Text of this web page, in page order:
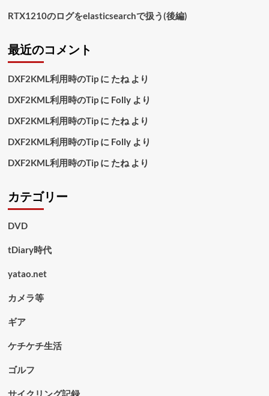
RTX1210のログをelasticsearchで扱う(後編)
最近のコメント
DXF2KML利用時のTipに たねより
DXF2KML利用時のTipに Follyより
DXF2KML利用時のTipに たねより
DXF2KML利用時のTipに Follyより
DXF2KML利用時のTipに たねより
カテゴリー
DVD
tDiary時代
yatao.net
カメラ等
ギア
ケチケチ生活
ゴルフ
サイクリング記録